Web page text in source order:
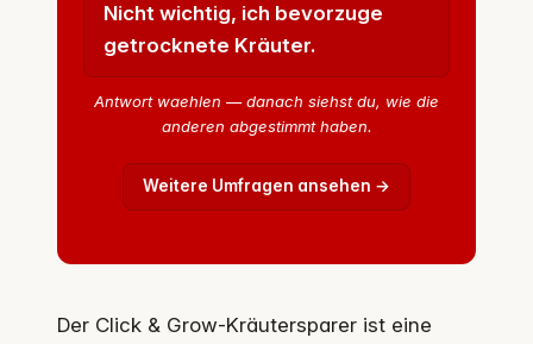
Nicht wichtig, ich bevorzuge
getrocknete Kräuter.
Antwort waehlen — danach siehst du, wie die
anderen abgestimmt haben.
Weitere Umfragen ansehen →
Der Click & Grow-Kräutersparer ist eine